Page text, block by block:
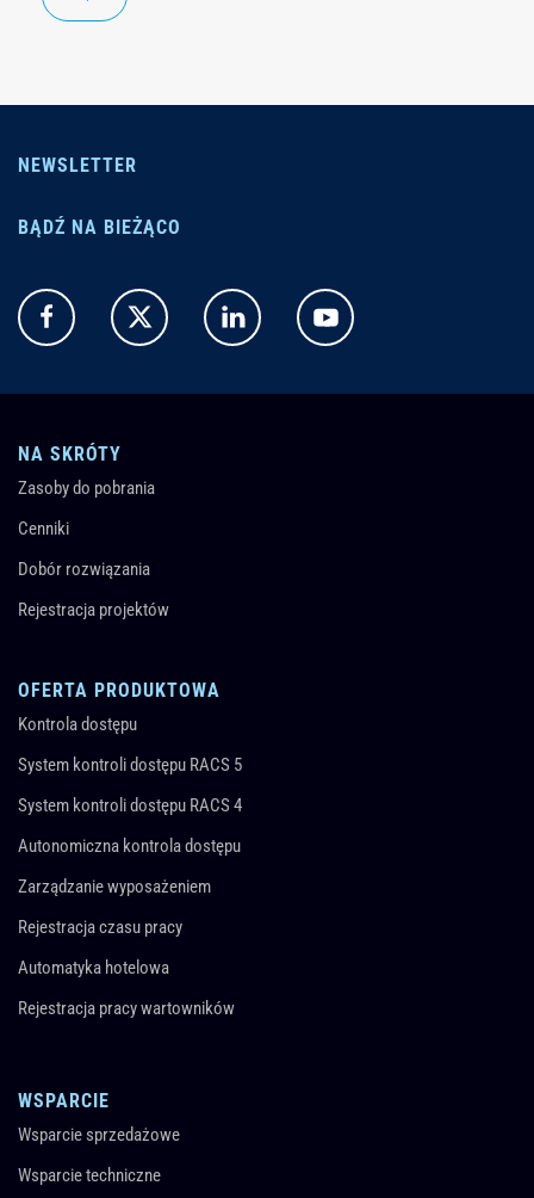
NEWSLETTER
BĄDŹ NA BIEŻĄCO
NA SKRÓTY
Zasoby do pobrania
Cenniki
Dobór rozwiązania
Rejestracja projektów
OFERTA PRODUKTOWA
Kontrola dostępu
System kontroli dostępu RACS 5
System kontroli dostępu RACS 4
Autonomiczna kontrola dostępu
Zarządzanie wyposażeniem
Rejestracja czasu pracy
Automatyka hotelowa
Rejestracja pracy wartowników
WSPARCIE
Wsparcie sprzedażowe
Wsparcie techniczne